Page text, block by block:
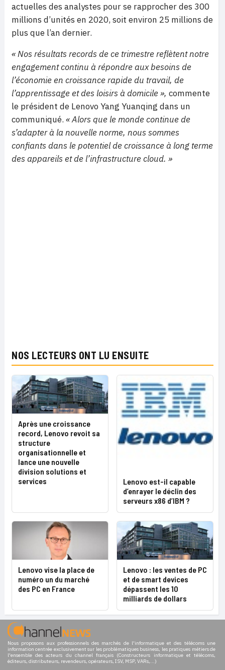
actuelles des analystes pour se rapprocher des 300
millions d’unités en 2020, soit environ 25 millions de
plus que l’an dernier.
« Nos résultats records de ce trimestre reflètent notre
engagement continu à répondre aux besoins de
l’économie en croissance rapide du travail, de
l’apprentissage et des loisirs à domicile », commente
le président de Lenovo Yang Yuanqing dans un
communiqué. « Alors que le monde continue de
s’adapter à la nouvelle norme, nous sommes
confiants dans le potentiel de croissance à long terme
des appareils et de l’infrastructure cloud. »
NOS LECTEURS ONT LU ENSUITE
Après une croissance
record, Lenovo revoit sa
structure
organisationnelle et
lance une nouvelle
division solutions et
services
Lenovo est-il capable
d’enrayer le déclin des
serveurs x86 d’IBM ?
Lenovo vise la place de
numéro un du marché
des PC en France
Lenovo : les ventes de PC
et de smart devices
dépassent les 10
milliards de dollars
Nous proposons aux professionnels des marchés de l'informatique et des télécoms une
information centrée exclusivement sur les problématiques business, les pratiques métiers de
l'ensemble des acteurs du channel français (Constructeurs informatique et télécoms,
éditeurs, distributeurs, revendeurs, opérateurs, ISV, MSP, VARs,...)